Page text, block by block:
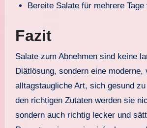
Bereite Salate für mehrere
Fazit
Salate zum Abnehmen sind keine
Diätlösung, sondern eine moderne,
alltagstaugliche Art, sich gesund
den richtigen Zutaten werden sie
sondern auch richtig lecker und